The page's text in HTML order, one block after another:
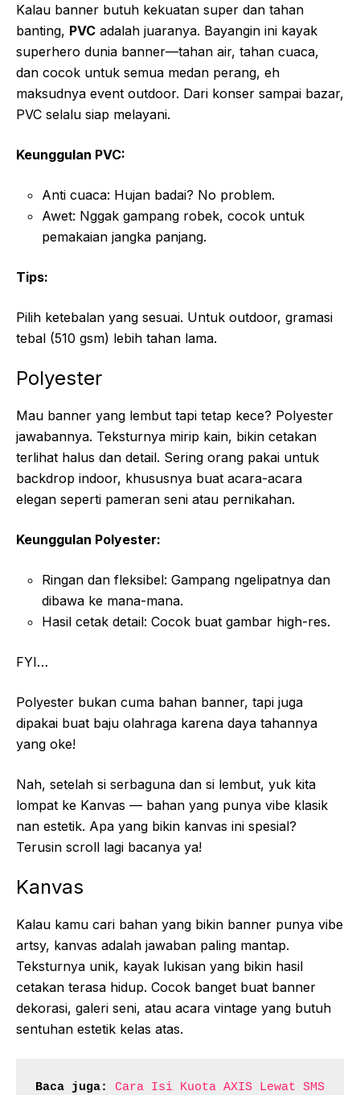
Kalau banner butuh kekuatan super dan tahan
banting, PVC adalah juaranya. Bayangin ini kayak
superhero dunia banner—tahan air, tahan cuaca,
dan cocok untuk semua medan perang, eh
maksudnya event outdoor. Dari konser sampai bazar,
PVC selalu siap melayani.
Keunggulan PVC:
Anti cuaca: Hujan badai? No problem.
Awet: Nggak gampang robek, cocok untuk
pemakaian jangka panjang.
Tips:
Pilih ketebalan yang sesuai. Untuk outdoor, gramasi
tebal (510 gsm) lebih tahan lama.
Polyester
Mau banner yang lembut tapi tetap kece? Polyester
jawabannya. Teksturnya mirip kain, bikin cetakan
terlihat halus dan detail. Sering orang pakai untuk
backdrop indoor, khususnya buat acara-acara
elegan seperti pameran seni atau pernikahan.
Keunggulan Polyester:
Ringan dan fleksibel: Gampang ngelipatnya dan
dibawa ke mana-mana.
Hasil cetak detail: Cocok buat gambar high-res.
FYI…
Polyester bukan cuma bahan banner, tapi juga
dipakai buat baju olahraga karena daya tahannya
yang oke!
Nah, setelah si serbaguna dan si lembut, yuk kita
lompat ke Kanvas — bahan yang punya vibe klasik
nan estetik. Apa yang bikin kanvas ini spesial?
Terusin scroll lagi bacanya ya!
Kanvas
Kalau kamu cari bahan yang bikin banner punya vibe
artsy, kanvas adalah jawaban paling mantap.
Teksturnya unik, kayak lukisan yang bikin hasil
cetakan terasa hidup. Cocok banget buat banner
dekorasi, galeri seni, atau acara vintage yang butuh
sentuhan estetik kelas atas.
Baca juga:
Cara Isi Kuota AXIS Lewat SMS